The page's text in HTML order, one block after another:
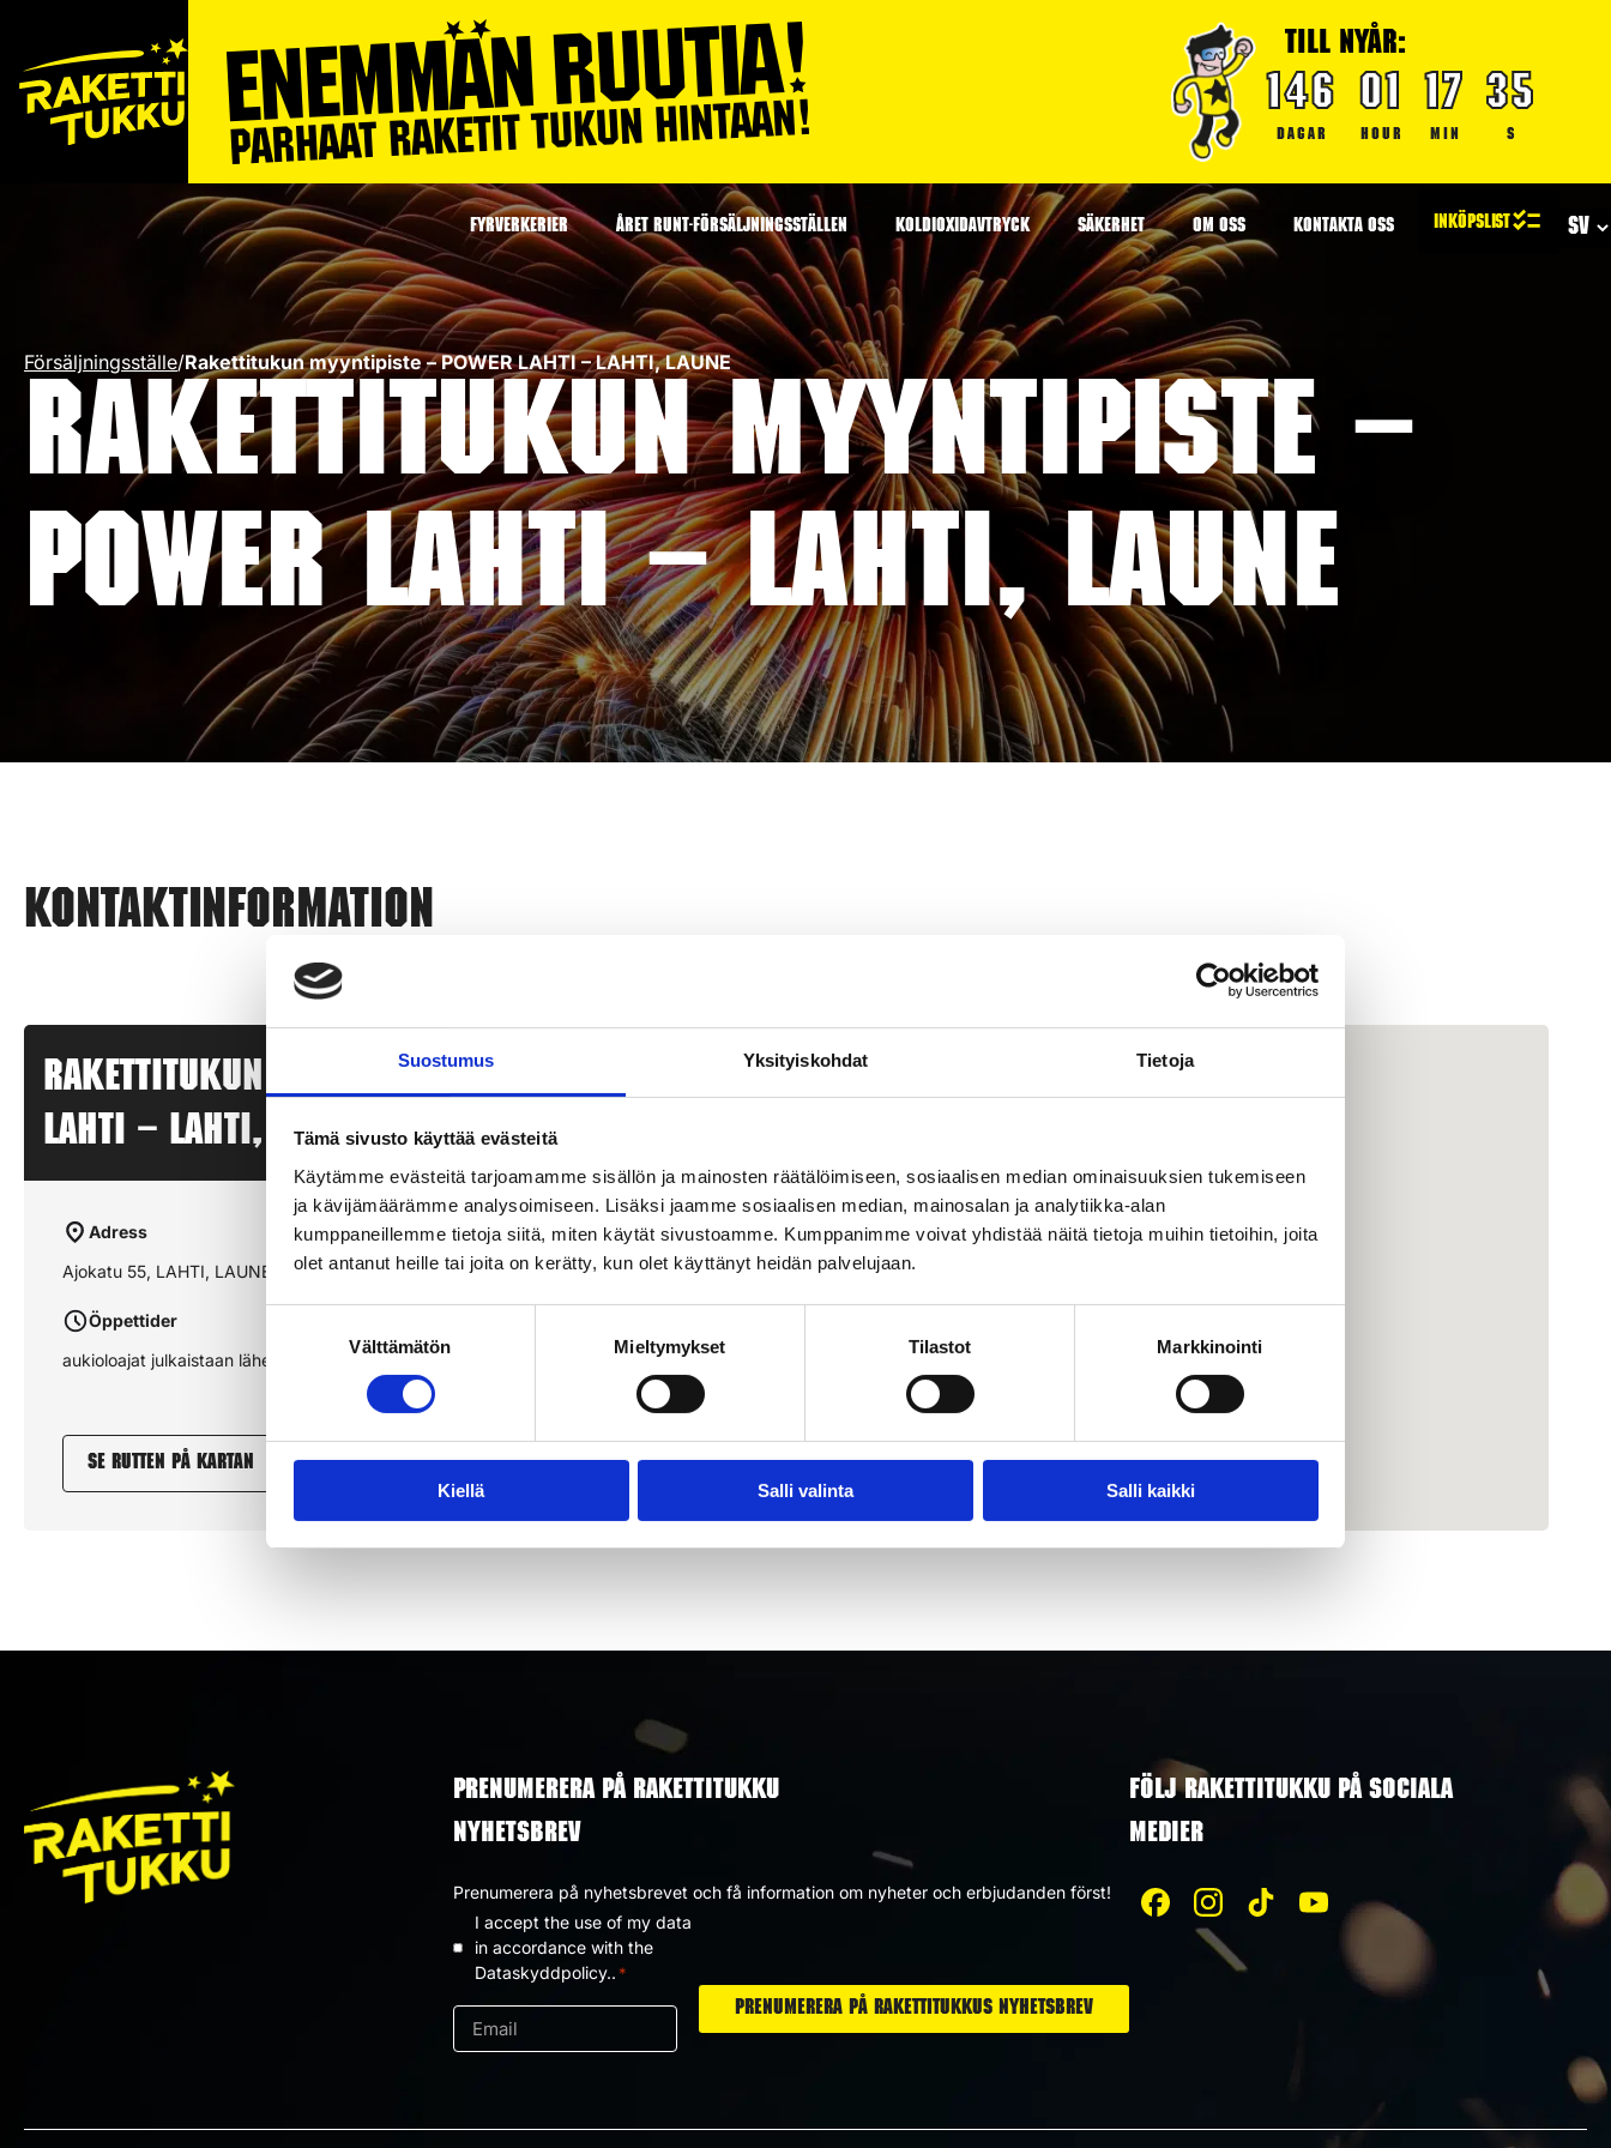
Suostumus Yksityiskohdat Tietoja
Tämä sivusto käyttää evästeitä
Käytämme evästeitä tarjoamamme sisällön ja mainosten räätälöimiseen, sosiaalisen median ominaisuuksien tukemiseen
ja kävijämäärämme analysoimiseen. Lisäksi jaamme sosiaalisen median, mainosalan ja analytiikka-alan
kumppaneillemme tietoja siitä, miten käytät sivustoamme. Kumppanimme voivat yhdistää näitä tietoja muihin tietoihin, joita
olet antanut heille tai joita on kerätty, kun olet käyttänyt heidän palvelujaan.
Välttämätön Mieltymykset Tilastot Markkinointi
Kiellä Salli valinta Salli kaikki
TILL NYÅR:
146
DAGAR
01
HOUR
17
MIN
35
S
FYRVERKERIER ÅRET RUNT-FÖRSÄLJNINGSSTÄLLEN KOLDIOXIDAVTRYCK SÄKERHET OM OSS KONTAKTA OSS
Försäljningsställe/Rakettitukun myyntipiste – POWER LAHTI – LAHTI, LAUNE
Rakettitukun myyntipiste –
POWER LAHTI – LAHTI, LAUNE
Kontaktinformation
Rakettitukun myyntipiste – POWER
LAHTI – LAHTI, LAUNE
Adress
Ajokatu 55, LAHTI, LAUNE
Öppettider
aukioloajat julkaistaan lähempänä sesonkia
Se rutten på kartan
PRENUMERERA PÅ RAKETTITUKKU
NYHETSBREV
Prenumerera på nyhetsbrevet och få information om nyheter och erbjudanden först!
Dataskyddpolicy
I accept the use of my data
in accordance with the
Dataskyddpolicy.. *
FÖLJ RAKETTITUKKU PÅ SOCIALA
MEDIER